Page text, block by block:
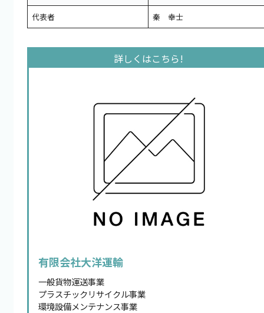
代表者
秦 幸士
有限会社大洋運輸
一般貨物運送事業
プラスチックリサイクル事業
環境設備メンテナンス事業